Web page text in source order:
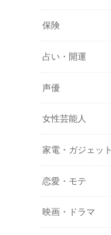
保険
占い・開運
声優
女性芸能人
家電・ガジェット
恋愛・モテ
映画・ドラマ